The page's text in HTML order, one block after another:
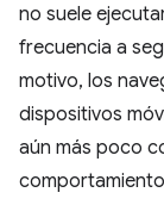
no suele
frecuencia a
motivo, los
dispositivos
aún más poco